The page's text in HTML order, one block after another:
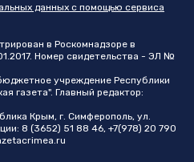
данных с помощью сервиса
в Роскомнадзоре в
Номер свидетельства - ЭЛ №
учреждение Республики
газета". Главный редактор:
Крым, г. Симферополь, ул.
8 (3652) 51 88 46, +7(978) 20 790